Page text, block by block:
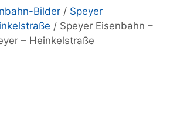
Bilder / Speyer
/ Speyer Eisenbahn –
– Heinkelstraße